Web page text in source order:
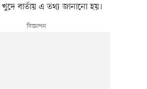
বার্তায় এ তথ্য জানানো হয়।